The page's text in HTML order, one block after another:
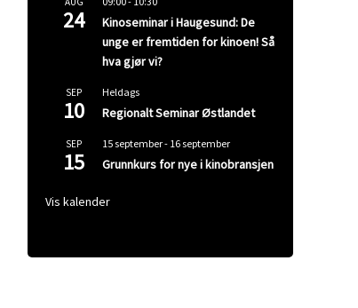
24
Kinoseminar i Haugesund: De
unge er fremtiden for kinoen! Så
hva gjør vi?
SEP
10
Heldags
Regionalt Seminar Østlandet
SEP
15
15 september- 16 september
Grunnkurs for nye i kinobransjen
Vis kalender